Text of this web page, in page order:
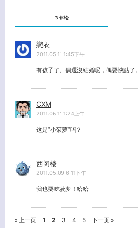
3 评论
戀衣
2011.05.11 1:45下午
有孩子了。偶還沒結婚呢，偶要快點了。
CXM
2011.05.11 1:24上午
这是”小菠萝”吗？
西阁楼
2011.05.09 6:11下午
我也要吃菠萝！哈哈
« 上一页 1 2 3 4 5 下一页 »